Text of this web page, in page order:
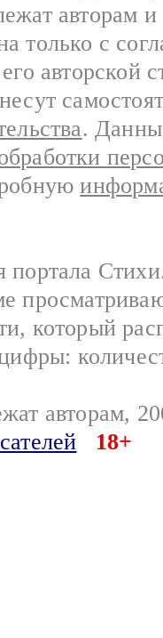
авторам
только с
авторской
.
портала
который
авторам,
18+